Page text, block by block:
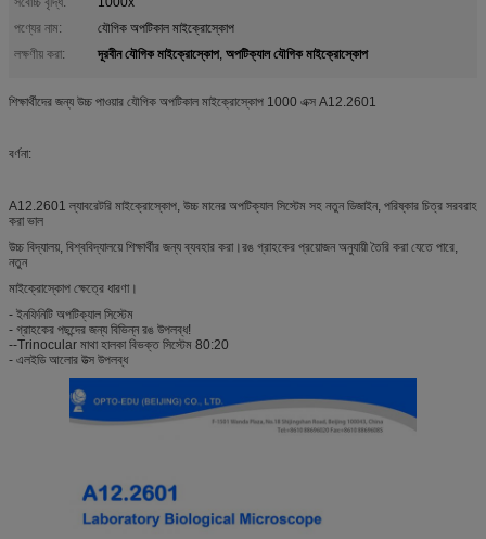
পণ্যের নাম:
যৌগিক অপটিকাল মাইক্রোস্কোপ
লক্ষণীয় করা:
দূরবীন যৌগিক মাইক্রোস্কোপ, অপটিক্যাল যৌগিক মাইক্রোস্কোপ
শিক্ষার্থীদের জন্য উচ্চ পাওয়ার যৌগিক অপটিকাল মাইক্রোস্কোপ 1000 এক্স A12.2601
বর্ণনা:
A12.2601 ল্যাবরেটরি মাইক্রোস্কোপ, উচ্চ মানের অপটিক্যাল সিস্টেম সহ নতুন ডিজাইন, পরিষ্কার চিত্র সরবরাহ
করা ভাল
উচ্চ বিদ্যালয়, বিশ্ববিদ্যালয়ে শিক্ষার্থীর জন্য ব্যবহার করা।রঙ গ্রাহকের প্রয়োজন অনুযায়ী তৈরি করা যেতে পারে,
নতুন
মাইক্রোস্কোপ ক্ষেত্রে ধারণা।
- ইনফিনিটি অপটিক্যাল সিস্টেম
- গ্রাহকের পছন্দের জন্য বিভিন্ন রঙ উপলব্ধ!
--Trinocular মাথা হালকা বিভক্ত সিস্টেম 80:20
- এলইডি আলোর উত্স উপলব্ধ